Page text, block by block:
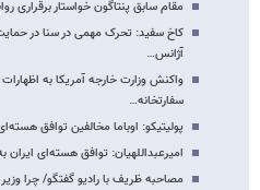
مقام سابق پنتاگون خواستار برقراری
کاخ سفید: تحرک مهمی در سنا در
آژانس…
واکنش وزارت خارجه آمریکا به اظهارات
سفارتخانه…
پولیتیکو: اوباما مخالفین توافق
امیرعبداللهیان: توافق هسته‌ای
مصاحبه ظریف با رادیو گفتگو/ چرا